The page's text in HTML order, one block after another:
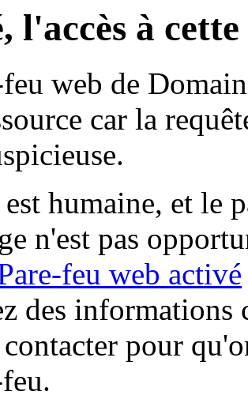
l'accès à
web de
car la
humaine, et le
n'est pas
feu web activé
des informations
pour